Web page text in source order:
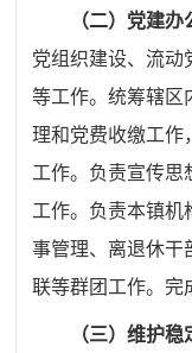
（二）党建
党组织建设、流动
等工作。统筹辖区
理和党费收缴工作
工作。负责宣传思
工作。负责本镇机
事管理、离退休干
联等群团工作。完
（三）维护